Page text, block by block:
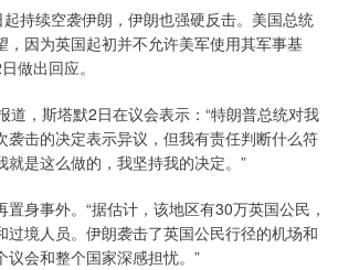
持续空袭伊朗，伊朗也强硬反击。美国总统
，因为英国起初并不允许美军使用其军事基
做出回应。
道，斯塔默2日在议会表示：“特朗普总统对我
袭击的决定表示异议，但我有责任判断什么符
就是这么做的，我坚持我的决定。”
身事外。“据估计，该地区有30万英国公民，
过境人员。伊朗袭击了英国公民行径的机场和
议会和整个国家深感担忧。”